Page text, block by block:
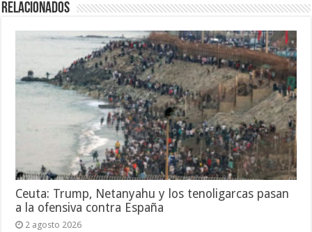
Relacionados
Ceuta: Trump, Netanyahu y los tenoligarcas pasan
a la ofensiva contra España
2 agosto 2026